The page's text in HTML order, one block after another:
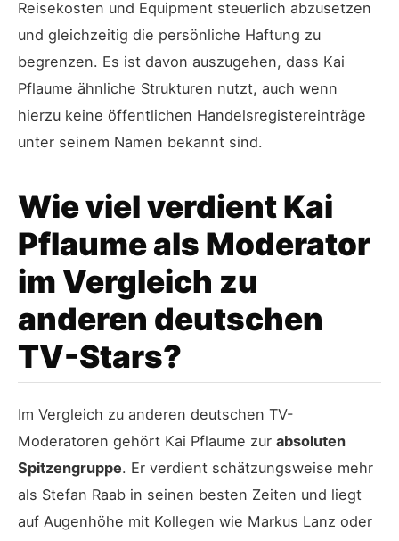
Reisekosten und Equipment steuerlich abzusetzen
und gleichzeitig die persönliche Haftung zu
begrenzen. Es ist davon auszugehen, dass Kai
Pflaume ähnliche Strukturen nutzt, auch wenn
hierzu keine öffentlichen Handelsregistereinträge
unter seinem Namen bekannt sind.
Wie viel verdient Kai
Pflaume als Moderator
im Vergleich zu
anderen deutschen
TV-Stars?
Im Vergleich zu anderen deutschen TV-
Moderatoren gehört Kai Pflaume zur absoluten
Spitzengruppe. Er verdient schätzungsweise mehr
als Stefan Raab in seinen besten Zeiten und liegt
auf Augenhöhe mit Kollegen wie Markus Lanz oder